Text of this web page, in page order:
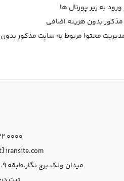
به زیر پورتال ها
بدون هزینه اضافی
محتوا مربوط به سایت مذکور
0000
iransite.com
میدان ونک،برج نگار،طبقه 9،واحد 10